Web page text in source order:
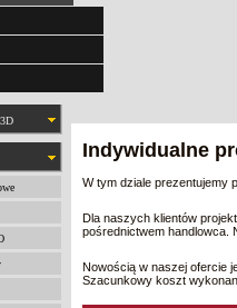
Indywidualne
W tym dziale prezentujemy
Dla naszych klientów
pośrednictwem handlowca.
Nowością w naszej ofercie
Szacunkowy koszt